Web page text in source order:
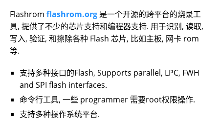
Flashrom flashrom.org 是一个开源的跨平台的烧录工
具, 提供了不少的芯片支持和编程器支持. 用于识别, 读取,
写入, 验证, 和擦除各种 Flash 芯片, 比如主板, 网卡 rom
等.
支持多种接口的Flash, Supports parallel, LPC, FWH
and SPI flash interfaces.
命令行工具, 一些 programmer 需要root权限操作.
支持多种操作系统平台.